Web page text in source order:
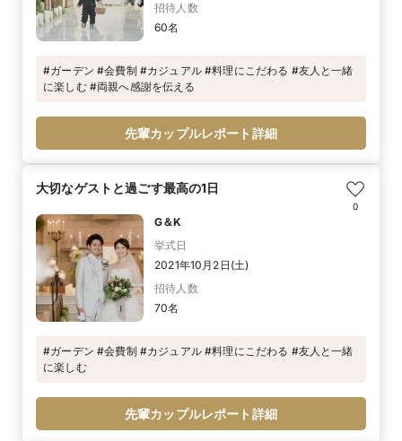
招待人数
60名
#ガーデン #会費制 #カジュアル #料理にこだわる #友人と一緒
に楽しむ #両親へ感謝を伝える
先輩カップルレポート詳細
大切なゲストと過ごす最高の1日
0
G＆K
挙式日
2021年10月2日(土)
招待人数
70名
#ガーデン #会費制 #カジュアル #料理にこだわる #友人と一緒
に楽しむ
先輩カップルレポート詳細